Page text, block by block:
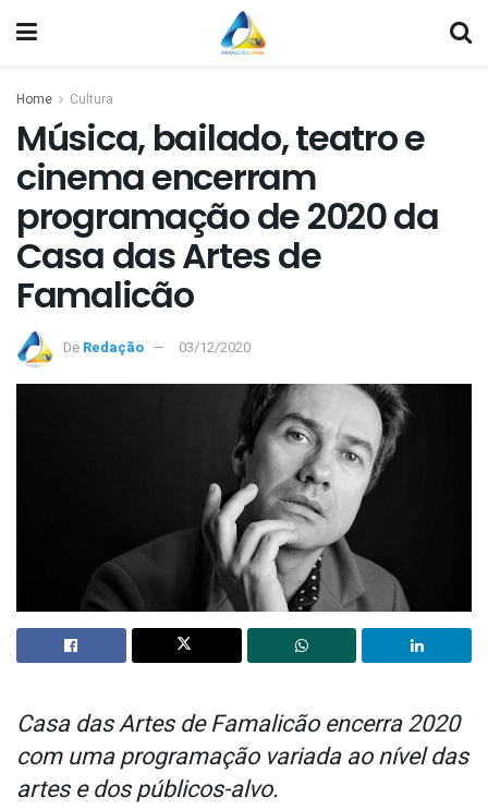
Home Cultura
Música, bailado, teatro e
cinema encerram
programação de 2020 da
Casa das Artes de
Famalicão
De Redação 03/12/2020
Casa das Artes de Famalicão encerra 2020
com uma programação variada ao nível das
artes e dos públicos-alvo.